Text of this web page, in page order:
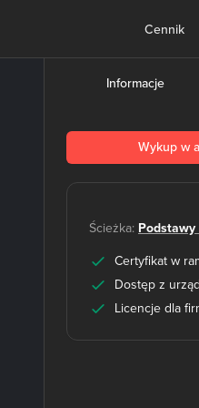
Cennik
Informacje
Wykup w
Ścieżka:
Certyfikat w
Dostęp z
Licencje dla